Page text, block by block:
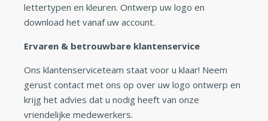
lettertypen en kleuren. Ontwerp uw logo en
download het vanaf uw account.
Ervaren & betrouwbare klantenservice
Ons klantenserviceteam staat voor u klaar! Neem
gerust contact met ons op over uw logo ontwerp en
krijg het advies dat u nodig heeft van onze
vriendelijke medewerkers.